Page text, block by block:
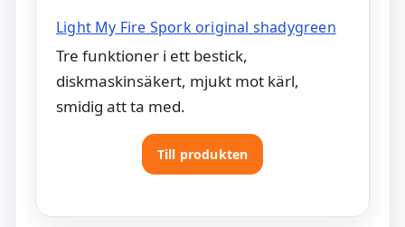
Light My Fire Spork original shadygreen
Tre funktioner i ett bestick,
diskmaskinsäkert, mjukt mot kärl,
smidig att ta med.
Till produkten